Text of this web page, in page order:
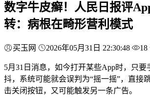
数字牛皮癣！人民日报评
转：病根在畸形营利模式
买玉网 2026年05月31日 22:30:48 18
5月31日消息，如今打开某些App时，只要
抖，系统可能就会误判为“摇一摇”，直接
击关闭按钮，又可能触发另一条广告。